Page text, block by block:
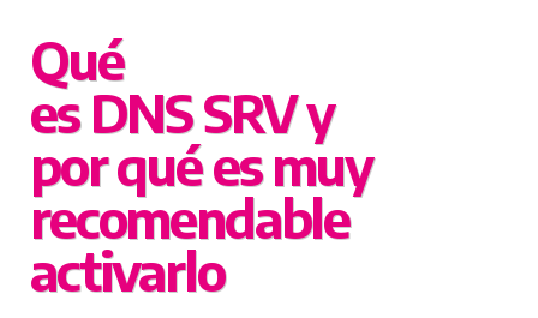
Qué
es DNS SRV y
por qué es muy
recomendable
activarlo